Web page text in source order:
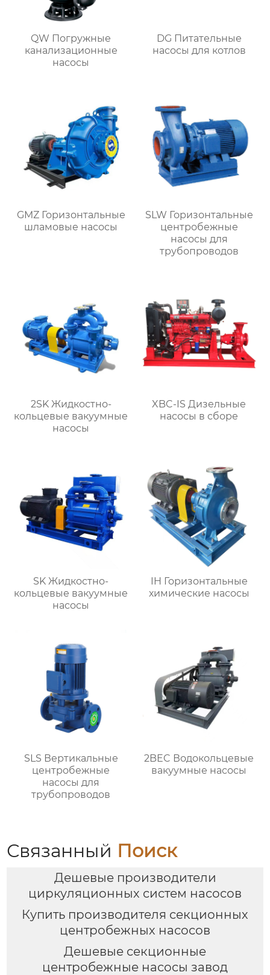
QW Погружные
канализационные
насосы
DG Питательные
насосы для котлов
GMZ Горизонтальные
шламовые насосы
SLW Горизонтальные
центробежные
насосы для
трубопроводов
2SK Жидкостно-
кольцевые вакуумные
насосы
XBC-IS Дизельные
насосы в сборе
SK Жидкостно-
кольцевые вакуумные
насосы
IH Горизонтальные
химические насосы
SLS Вертикальные
центробежные
насосы для
трубопроводов
2BEC Водокольцевые
вакуумные насосы
Связанный Поиск
Дешевые производители
циркуляционных систем насосов
Купить производителя секционных
центробежных насосов
Дешевые секционные
центробежные насосы завод